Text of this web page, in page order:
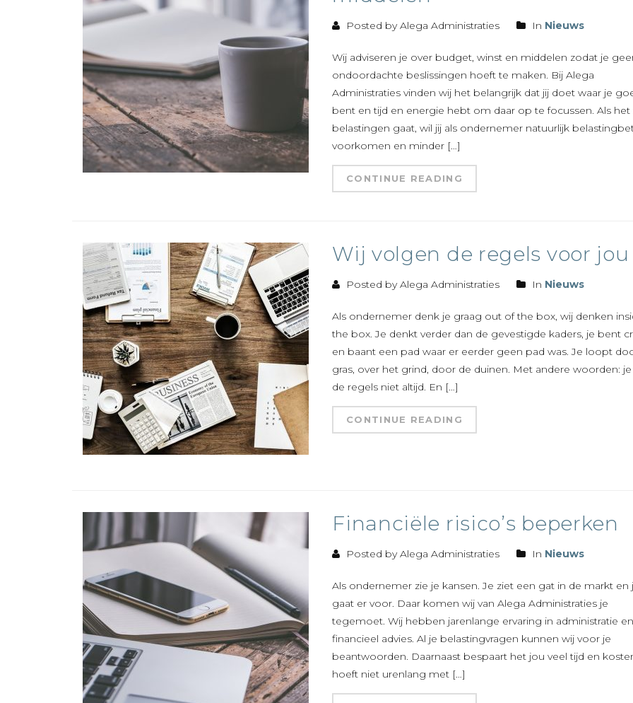
Posted by Alega Administraties In Nieuws
Wij adviseren je over budget, winst en middelen zodat je
ondoordachte beslissingen hoeft te maken. Bij Alega
Administraties vinden wij het belangrijk dat jij doet waar je
bent en tijd en energie hebt om daar op te focussen. Als
belastingen gaat, wil jij als ondernemer natuurlijk
voorkomen en minder […]
CONTINUE READING
Wij volgen de regels voor jou
Posted by Alega Administraties In Nieuws
Als ondernemer denk je graag out of the box, wij denken
the box. Je denkt verder dan de gevestigde kaders, je bent
en baant een pad waar er eerder geen pad was. Je loopt
gras, over het grind, door de duinen. Met andere woorden:
de regels niet altijd. En […]
CONTINUE READING
Financiële risico’s beperken
Posted by Alega Administraties In Nieuws
Als ondernemer zie je kansen. Je ziet een gat in de markt en
gaat er voor. Daar komen wij van Alega Administraties je
tegemoet. Wij hebben jarenlange ervaring in administratie en
financieel advies. Al je belastingvragen kunnen wij voor je
beantwoorden. Daarnaast bespaart het jou veel tijd en
hoeft niet urenlang met […]